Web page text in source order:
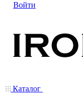
Войти
Каталог